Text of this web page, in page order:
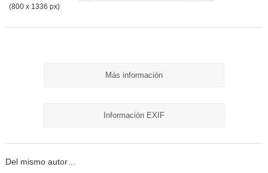
(800 x 1336 px)
Más información
Información EXIF
Del mismo autor…